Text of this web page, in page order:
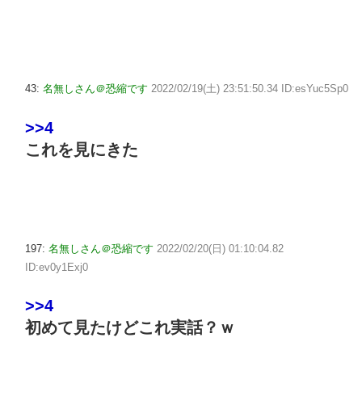
43: 名無しさん＠恐縮です 2022/02/19(土) 23:51:50.34 ID:esYuc5Sp0
>>4
これを見にきた
197: 名無しさん＠恐縮です 2022/02/20(日) 01:10:04.82
ID:ev0y1Exj0
>>4
初めて見たけどこれ実話？ｗ